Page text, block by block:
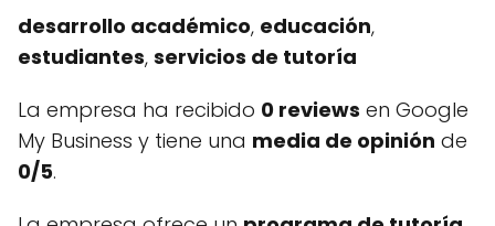
desarrollo académico, educación,
estudiantes, servicios de tutoría
La empresa ha recibido 0 reviews en Google
My Business y tiene una media de opinión de
0/5.